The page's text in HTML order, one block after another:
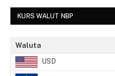
KURS WALUT NBP
Waluta
USD